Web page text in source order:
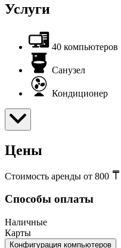
Услуги
40 компьютеров
Санузел
Кондиционер
Цены
Стоимость аренды от 800
Способы оплаты
Наличные
Карты
Конфигурация компьютеров